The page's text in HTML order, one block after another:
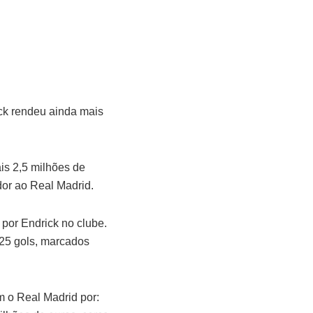
rendeu ainda mais
2,5 milhões de
ao Real Madrid.
Endrick no clube.
gols, marcados
o Real Madrid por: